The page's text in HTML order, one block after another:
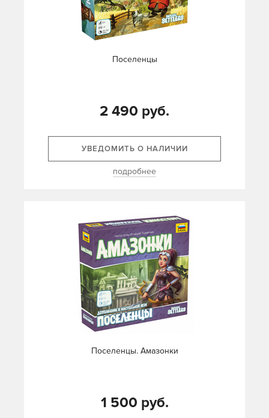
Поселенцы
2 490 руб.
УВЕДОМИТЬ О НАЛИЧИИ
подробнее
Поселенцы. Амазонки
1 500 руб.